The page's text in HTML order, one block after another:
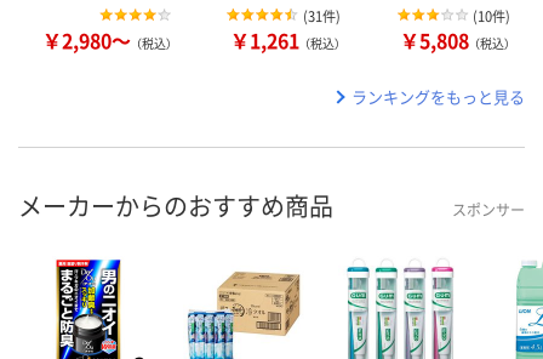
￥2,980～ （税込）
(31件)
￥1,261 （税込）
(10件)
￥5,808 （税込）
ランキングをもっと見る
メーカーからのおすすめ商品 スポンサー